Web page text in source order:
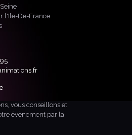
l'Ile-De-France
vous conseillons et
évènement par la